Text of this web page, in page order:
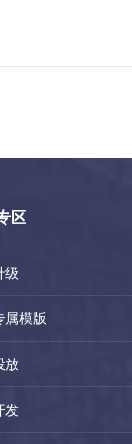
区
级
属模版
放
发